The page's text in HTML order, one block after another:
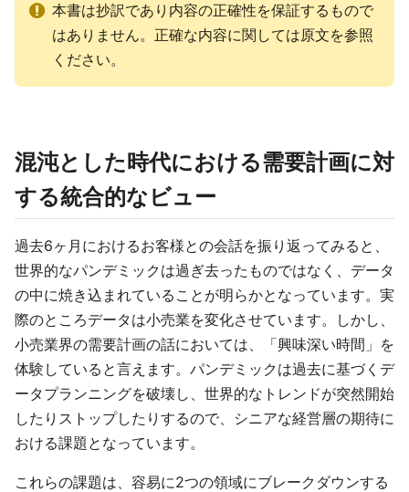
本書は抄訳であり内容の正確性を保証するもので
はありません。正確な内容に関しては原文を参照
ください。
混沌とした時代における需要計画に対
する統合的なビュー
過去6ヶ月におけるお客様との会話を振り返ってみると、
世界的なパンデミックは過ぎ去ったものではなく、データ
の中に焼き込まれていることが明らかとなっています。実
際のところデータは小売業を変化させています。しかし、
小売業界の需要計画の話においては、「興味深い時間」を
体験していると言えます。パンデミックは過去に基づくデ
ータプランニングを破壊し、世界的なトレンドが突然開始
したりストップしたりするので、シニアな経営層の期待に
おける課題となっています。
これらの課題は、容易に2つの領域にブレークダウンする